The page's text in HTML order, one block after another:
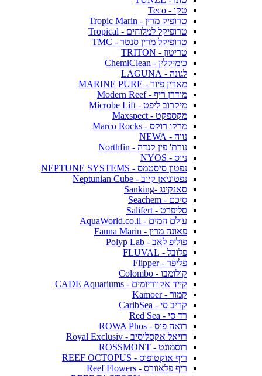
טקו - Teco
טרופיק מרין - Tropic Marin
טרופיקל למלוחים - Tropical
טרופיקל מרין סנטר - TMC
טריטון - TRITON
כימיקלין - ChemiClean
לגונה - LAGUNA
מארין פיור - MARINE PURE
מודרן ריף - Modern Reef
מיקרוב ליפט - Microbe Lift
מקספקט - Maxspect
מרקו רוקס - Marco Rocks
נווה - NEWA
נורת' פין קנדה - Northfin
ניוס - NYOS
נפטון סיסטמס - NEPTUNE SYSTEMS
נפטוניאן קיוב - Neptunian Cube
סאנקינג -Sanking
סיכם - Seachem
סליפרט - Salifert
עולם המים - AquaWorld.co.il
פאונה מרין - Fauna Marin
פוליפ לאב - Polyp Lab
פלובל - FLUVAL
פליפר - Flipper
קולומבו - Colombo
קייד אקווריומים - CADE Aquariums
קמור - Kamoer
קריב סי - CaribSea
רד סי - Red Sea
רואה פוס - ROWA Phos
רויאל אקסלוסיב - Royal Exclusiv
רוסמונט - ROSSMONT
ריף אוקטופוס - REEF OCTOPUS
ריף פלאוורס - Reef Flowers